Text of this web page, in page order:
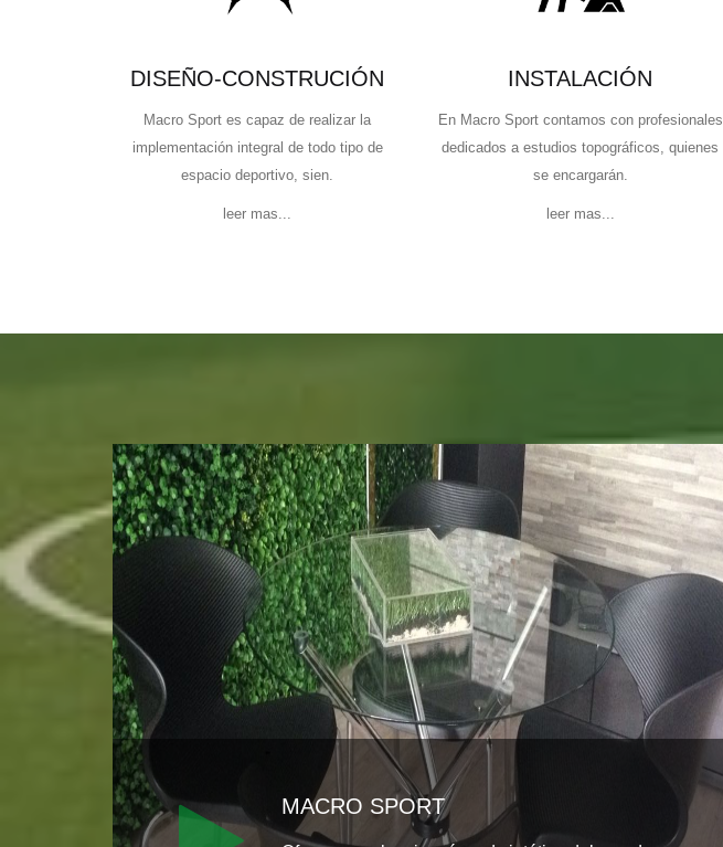
DISEÑO-CONSTRUCIÓN
Macro Sport es capaz de realizar la
implementación integral de todo tipo de
espacio deportivo, sien.
leer mas...
INSTALACIÓN
En Macro Sport contamos con profesionales
dedicados a estudios topográficos, quienes
se encargarán.
leer mas...
MACRO SPORT